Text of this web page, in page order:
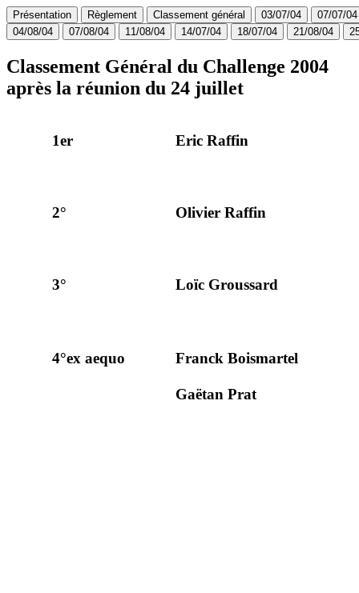
Présentation Règlement Classement général 03/07/04
07/07/04
04/08/04
07/08/04 11/08/04 14/07/04 18/07/04 21/08/04
Classement Général du Challenge 2004
après la réunion du 24 juillet
1er Eric Raffin
2° Olivier Raffin
3° Loïc Groussard
4°ex aequo Franck Boismartel
Gaëtan Prat